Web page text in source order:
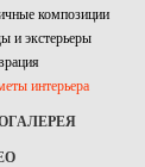
композиции
и экстерьеры
интерьера